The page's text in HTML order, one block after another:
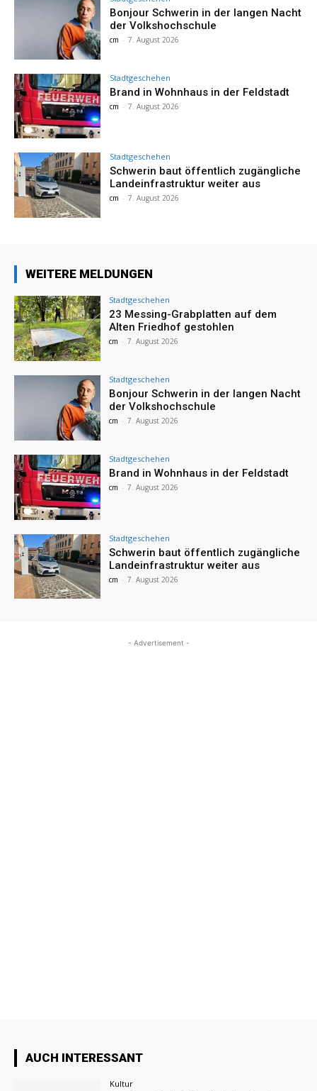
Bonjour Schwerin in der langen Nacht
der Volkshochschule
cm - 7. August 2026
Stadtgeschehen
Brand in Wohnhaus in der Feldstadt
cm - 7. August 2026
Stadtgeschehen
Schwerin baut öffentlich zugängliche
Landeinfrastruktur weiter aus
cm - 7. August 2026
WEITERE MELDUNGEN
Stadtgeschehen
23 Messing-Grabplatten auf dem
Alten Friedhof gestohlen
cm - 7. August 2026
Stadtgeschehen
Bonjour Schwerin in der langen Nacht
der Volkshochschule
cm - 7. August 2026
Stadtgeschehen
Brand in Wohnhaus in der Feldstadt
cm - 7. August 2026
Stadtgeschehen
Schwerin baut öffentlich zugängliche
Landeinfrastruktur weiter aus
cm - 7. August 2026
- Advertisement -
AUCH INTERESSANT
Kultur